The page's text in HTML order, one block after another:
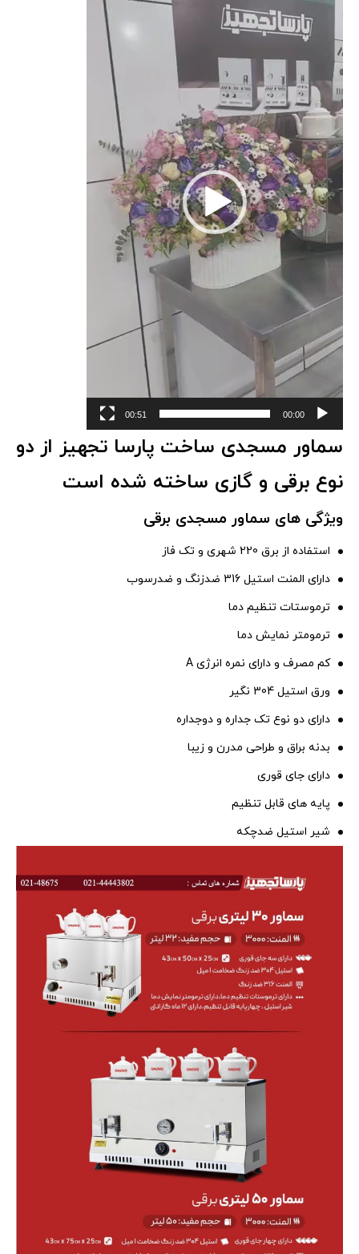
00:00
00:51
سماور مسجدی ساخت پارسا تجهیز از دو
نوع برقی و گازی ساخته شده است
ویژگی های سماور مسجدی برقی
استفاده از برق 220 شهری و تک فاز
دارای المنت استیل 316 ضدزنگ و ضدرسوب
ترموستات تنظیم دما
ترمومتر نمایش دما
کم مصرف و دارای نمره انرژی A
ورق استیل 304 نگیر
دارای دو نوع تک جداره و دوجداره
بدنه براق و طراحی مدرن و زیبا
دارای جای قوری
پایه های قابل تنظیم
شیر استیل ضدچکه